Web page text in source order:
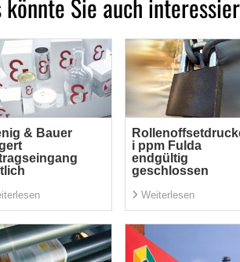
könnte Sie auch
& Bauer
i ppm Fulda
endgültig
geschlossen
Weiterlesen